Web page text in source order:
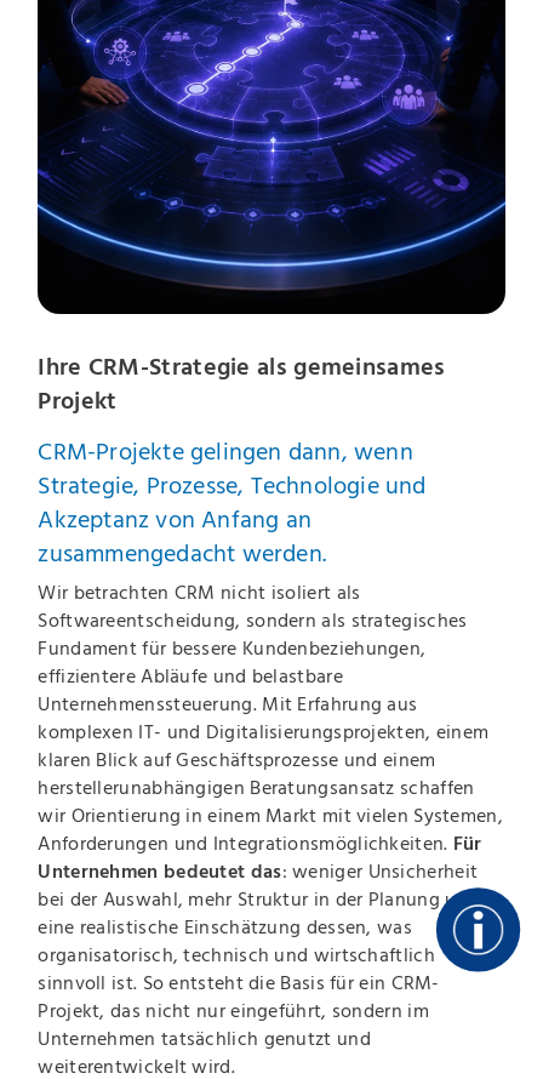
Ihre CRM-Strategie als gemeinsames
Projekt
CRM-Projekte gelingen dann, wenn
Strategie, Prozesse, Technologie und
Akzeptanz von Anfang an
zusammengedacht werden.
Wir betrachten CRM nicht isoliert als
Softwareentscheidung, sondern als strategisches
Fundament für bessere Kundenbeziehungen,
effizientere Abläufe und belastbare
Unternehmenssteuerung. Mit Erfahrung aus
komplexen IT- und Digitalisierungsprojekten, einem
klaren Blick auf Geschäftsprozesse und einem
herstellerunabhängigen Beratungsansatz schaffen
wir Orientierung in einem Markt mit vielen Systemen,
Anforderungen und Integrationsmöglichkeiten. Für
Unternehmen bedeutet das: weniger Unsicherheit
bei der Auswahl, mehr Struktur in der Planung und
eine realistische Einschätzung dessen, was
organisatorisch, technisch und wirtschaftlich
sinnvoll ist. So entsteht die Basis für ein CRM-
Projekt, das nicht nur eingeführt, sondern im
Unternehmen tatsächlich genutzt und
weiterentwickelt wird.